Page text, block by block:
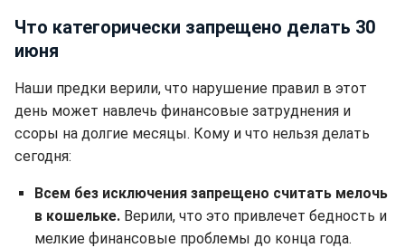
Что категорически запрещено делать 30
июня
Наши предки верили, что нарушение правил в этот
день может навлечь финансовые затруднения и
ссоры на долгие месяцы. Кому и что нельзя делать
сегодня:
Всем без исключения запрещено считать мелочь
в кошельке. Верили, что это привлечет бедность и
мелкие финансовые проблемы до конца года.